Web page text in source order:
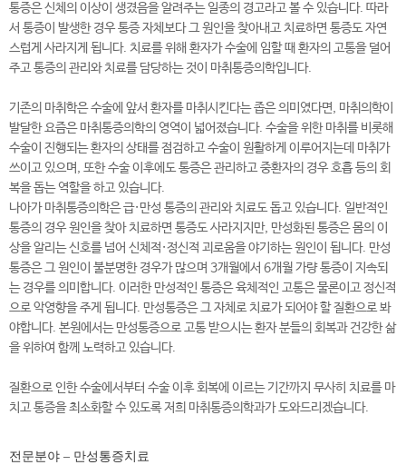
통증은 신체의 이상이 생겼음을 알려주는 일종의 경고라고 볼 수 있습니다. 따라
서 통증이 발생한 경우 통증 자체보다 그 원인을 찾아내고 치료하면 통증도 자연
스럽게 사라지게 됩니다. 치료를 위해 환자가 수술에 임할 때 환자의 고통을 덜어
주고 통증의 관리와 치료를 담당하는 것이 마취통증의학입니다.
기존의 마취학은 수술에 앞서 환자를 마취시킨다는 좁은 의미였다면, 마취의학이
발달한 요즘은 마취통증의학의 영역이 넓어졌습니다. 수술을 위한 마취를 비롯해
수술이 진행되는 환자의 상태를 점검하고 수술이 원활하게 이루어지는데 마취가
쓰이고 있으며, 또한 수술 이후에도 통증은 관리하고 중환자의 경우 호흡 등의 회
복을 돕는 역할을 하고 있습니다.
나아가 마취통증의학은 급·만성 통증의 관리와 치료도 돕고 있습니다. 일반적인
통증의 경우 원인을 찾아 치료하면 통증도 사라지지만, 만성화된 통증은 몸의 이
상을 알리는 신호를 넘어 신체적·정신적 괴로움을 야기하는 원인이 됩니다. 만성
통증은 그 원인이 불분명한 경우가 많으며 3개월에서 6개월 가량 통증이 지속되
는 경우를 의미합니다. 이러한 만성적인 통증은 육체적인 고통은 물론이고 정신적
으로 악영향을 주게 됩니다. 만성통증은 그 자체로 치료가 되어야 할 질환으로 봐
야합니다. 본원에서는 만성통증으로 고통 받으시는 환자 분들의 회복과 건강한 삶
을 위하여 함께 노력하고 있습니다.
질환으로 인한 수술에서부터 수술 이후 회복에 이르는 기간까지 무사히 치료를 마
치고 통증을 최소화할 수 있도록 저희 마취통증의학과가 도와드리겠습니다.
전문분야 – 만성통증치료